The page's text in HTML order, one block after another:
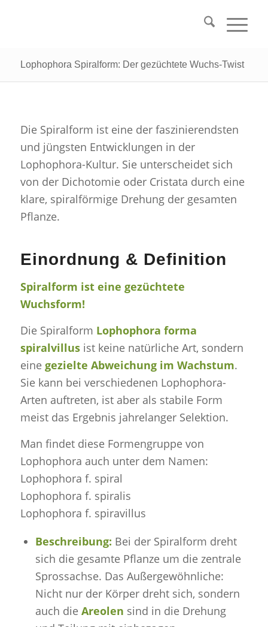
Lophophora Spiralform: Der gezüchtete Wuchs-Twist
Die Spiralform ist eine der faszinierendsten
und jüngsten Entwicklungen in der
Lophophora-Kultur. Sie unterscheidet sich
von der Dichotomie oder Cristata durch eine
klare, spiralförmige Drehung der gesamten
Pflanze.
Einordnung & Definition
Spiralform ist eine gezüchtete
Wuchsform!
Die Spiralform Lophophora forma
spiralvillusist keine natürliche Art, sondern
eine gezielte Abweichung im Wachstum.
Sie kann bei verschiedenen Lophophora-
Arten auftreten, ist aber als stabile Form
meist das Ergebnis jahrelanger Selektion.
Man findet diese Formengruppe von
Lophophora auch unter dem Namen:
Lophophora f. spiral
Lophophora f. spiralis
Lophophora f. spiravillus
Beschreibung: Bei der Spiralform dreht
sich die gesamte Pflanze um die zentrale
Sprossachse. Das Außergewöhnliche:
Nicht nur der Körper dreht sich, sondern
auch die Areolen sind in die Drehung